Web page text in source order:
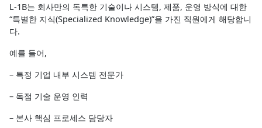
L-1B는 회사만의 독특한 기술이나 시스템, 제품, 운영 방식에 대한
“특별한 지식(Specialized Knowledge)”을 가진 직원에게 해당합니
다.
예를 들어,
– 특정 기업 내부 시스템 전문가
– 독점 기술 운영 인력
– 본사 핵심 프로세스 담당자